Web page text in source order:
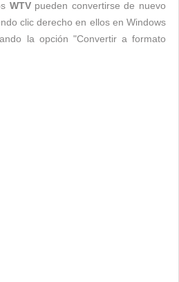
WTVpueden convertirse de nuevo
clic derecho en ellos en Windows
la opción "Convertir a formato